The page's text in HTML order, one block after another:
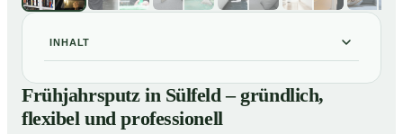
INHALT
01 Frühjahrsputz in Sülfeld – gründlich, flexibel und
professionell
Frühjahrsputz in Sülfeld – gründlich,
flexibel und professionell